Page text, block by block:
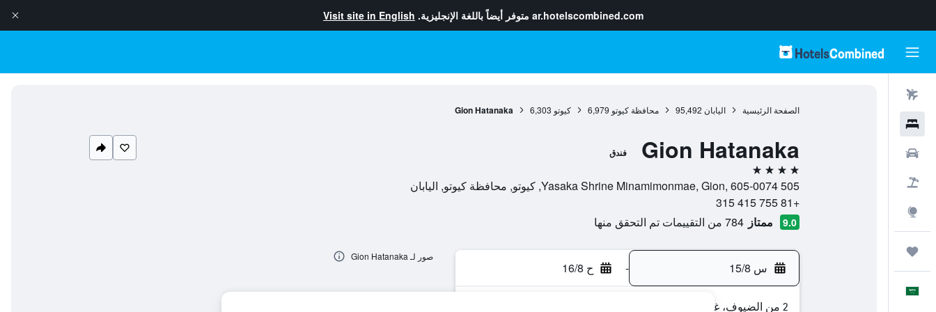
ar.hotelscombined.com متوفر أيضاً باللغة الإنجليزية. Visit site in English
الصفحة الرئيسية اليابان 95,492 محافظة كيوتو 6,979 كيوتو 6,303
Gion Hatanaka
Gion Hatanaka فندق
4 نجوم
505 Yasaka Shrine Minamimonmae, Gion, 605-0074, كيوتو, محافظة كيوتو, اليابان
+81 755 415 315
9.0 ممتاز 784 من التقييمات تم التحقق منها
س 15/8 - ح 16/8
2 من الضيوف، غرفة واحدة
صور لـ Gion Hatanaka